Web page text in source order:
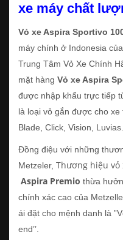
xe máy chất
Vỏ xe Aspira Sportivo
máy chính ở Indonesia
Trung Tâm Vỏ Xe Chính
mặt hàng Vỏ xe Aspira
được nhập khẩu trực tiếp
là loại vỏ gắn được cho xe
Blade, Click, Vision, Luvias...
Đồng điệu với những
Metzeler, Thương hiệu vỏ
Aspira Premio thừa
chính xác cao của
ái đặt cho mệnh danh là
end’’.